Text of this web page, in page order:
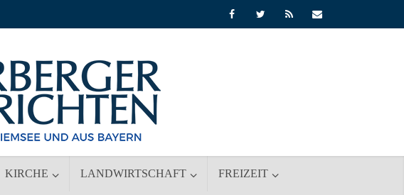
KIRCHE LANDWIRTSCHAFT FREIZEIT